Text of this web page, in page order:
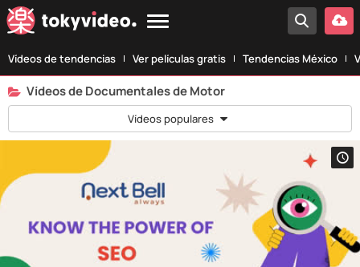
Vídeos de tendencias Ver películas gratis Tendencias México
Vídeos de Documentales de Motor
Vídeos populares